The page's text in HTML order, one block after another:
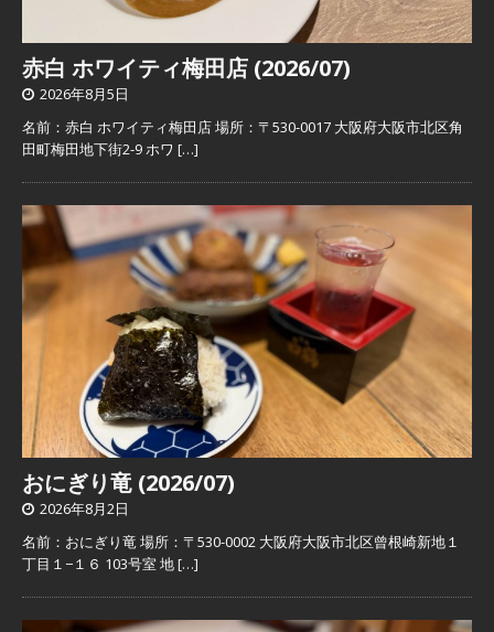
赤白 ホワイティ梅田店 (2026/07)
2026年8月5日
名前：赤白 ホワイティ梅田店 場所：〒530-0017 大阪府大阪市北区角
田町梅田地下街2-9 ホワ […]
おにぎり竜 (2026/07)
2026年8月2日
名前：おにぎり竜 場所：〒530-0002 大阪府大阪市北区曾根崎新地１
丁目１−１６ 103号室 地[…]